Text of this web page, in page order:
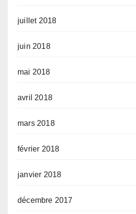
juillet 2018
juin 2018
mai 2018
avril 2018
mars 2018
février 2018
janvier 2018
décembre 2017